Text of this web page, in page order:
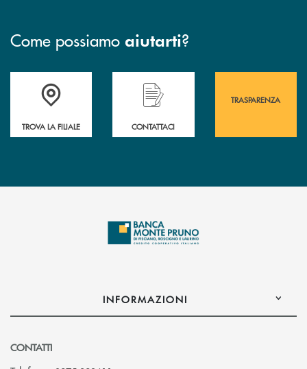
Come possiamo aiutarti?
Accedi all' elenco completo&nbsp; delle&nbsp; filiali&nbsp; di Banca
TROVA LA FILIALE
Hai bisogno di assistenza immediata?
CONTATTACI
TRASPARENZA
INFORMAZIONI
CONTATTI